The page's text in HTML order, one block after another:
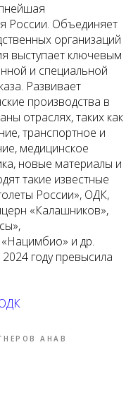
России. Объединяет
организаций
выступает ключевым
и специальной
Развивает
производства в
отраслях, таких как
транспортное и
медицинское
новые материалы и
такие известные
России», ОДК,
«Калашников»,
и др.
году превысила
АНАВ